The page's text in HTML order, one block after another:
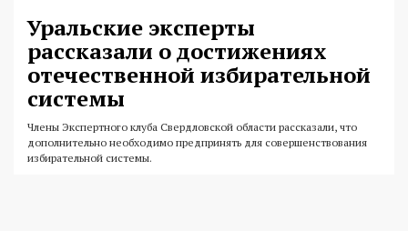
Уральские эксперты
рассказали о достижениях
отечественной избирательной
системы
Члены Экспертного клуба Свердловской области рассказали, что
дополнительно необходимо предпринять для совершенствования
избирательной системы.